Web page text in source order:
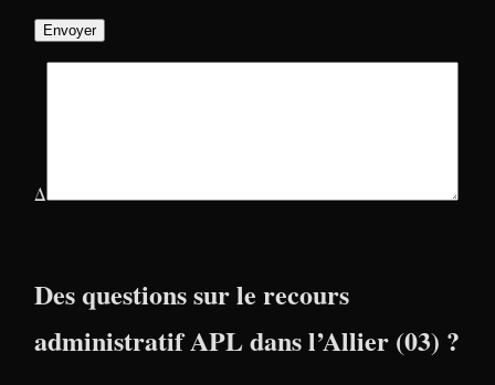
Δ
Des questions sur le recours
administratif APL dans l’Allier (03) ?